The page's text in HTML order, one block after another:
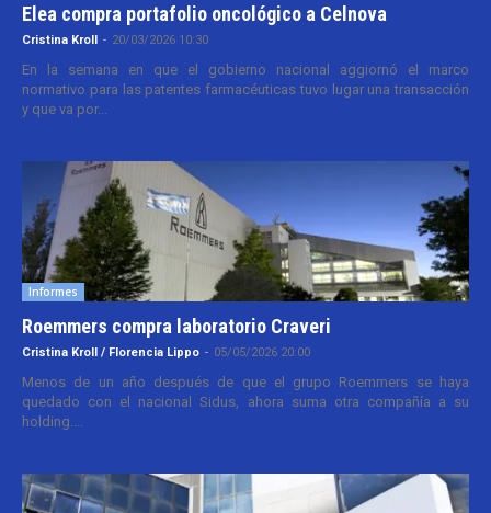
Elea compra portafolio oncológico a Celnova
Cristina Kroll - 20/03/2026 10:30
En la semana en que el gobierno nacional aggiornó el marco
normativo para las patentes farmacéuticas tuvo lugar una transacción
y que va por...
Informes
Roemmers compra laboratorio Craveri
Cristina Kroll / Florencia Lippo - 05/05/2026 20:00
Menos de un año después de que el grupo Roemmers se haya
quedado con el nacional Sidus, ahora suma otra compañía a su
holding....